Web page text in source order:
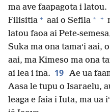
ma ave faapagota i latou.
Filisitia + aai o Sefila * +
latou faoa ai Pete-
Suka ma ona tamaʻi aai,
aai, ma Kimeso ma ona
ai lea i inā. 19 Ae ua
Aasa le tupu o Isaraelu,
leaga e faia i Iuta, ma ua